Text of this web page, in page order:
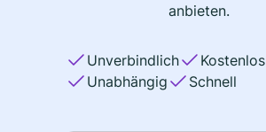
anbieten.
Unverbindlich
Kostenlos
Unabhängig
Schnell